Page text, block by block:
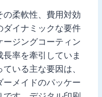
の柔軟性、費用対効
ダイナミックな要件
ージングコーティン
率を牽引していま
いる主な要因は、
メイドのパッケー